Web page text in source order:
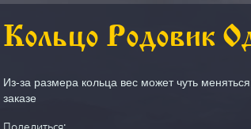
Кольцо Родовик
Из-за размера кольца вес может чуть
заказе